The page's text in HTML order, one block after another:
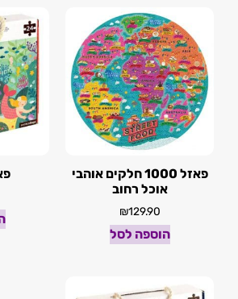
פאזל 1000 חלקים אוהבי
אוכל רחוב
₪129.90
הוספה לסל